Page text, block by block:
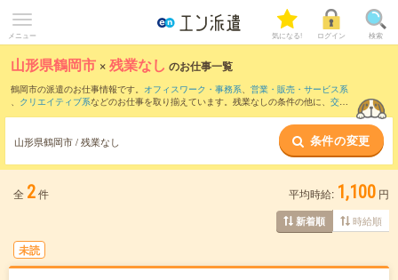
メニュー 気になる! ログイン 検索
山形県鶴岡市 ×残業なし のお仕事一覧
鶴岡市の派遣のお仕事情報です。 オフィスワーク・事務系、 営業・販売・サービス系
、 クリエイティブ系などのお仕事を取り揃えています。残業なしの条件の他に、 交通
山形県鶴岡市 / 残業なし 条件の変更
全 2件 平均時給: 1,100 円
新着順 時給順
未読